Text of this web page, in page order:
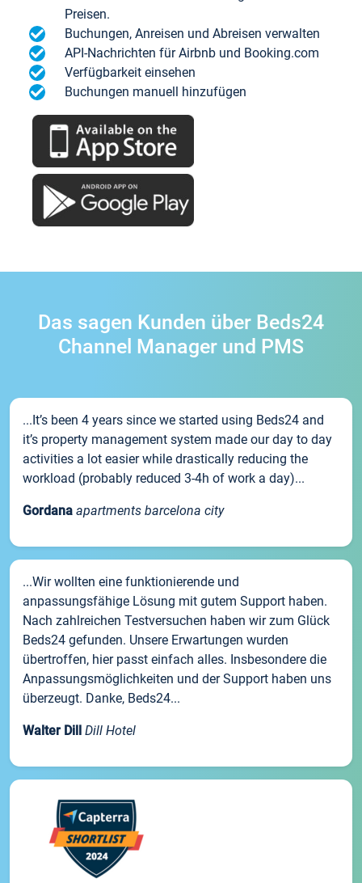
Preisen.
Buchungen, Anreisen und Abreisen verwalten
API-Nachrichten für Airbnb und Booking.com
Verfügbarkeit einsehen
Buchungen manuell hinzufügen
Das sagen Kunden über Beds24
Channel Manager und PMS
...It’s been 4 years since we started using Beds24 and
it’s property management system made our day to day
activities a lot easier while drastically reducing the
workload (probably reduced 3-4h of work a day)...
Gordana apartments barcelona city
...Wir wollten eine funktionierende und
anpassungsfähige Lösung mit gutem Support haben.
Nach zahlreichen Testversuchen haben wir zum Glück
Beds24 gefunden. Unsere Erwartungen wurden
übertroffen, hier passt einfach alles. Insbesondere die
Anpassungsmöglichkeiten und der Support haben uns
überzeugt. Danke, Beds24...
Walter Dill Dill Hotel